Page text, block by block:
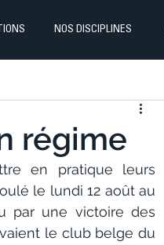
NOS DISCIPLINES
régime
en pratique leurs
le lundi 12 août au
par une victoire des
le club belge du